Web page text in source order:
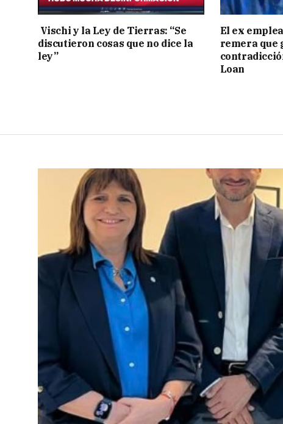
Vischi y la Ley de Tierras: “Se
discutieron cosas que no dice la
ley”
El ex
remera que
Loan